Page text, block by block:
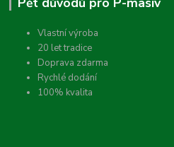
Vlastní výroba
20 let tradice
Doprava zdarma
Rychlé dodání
100% kvalita